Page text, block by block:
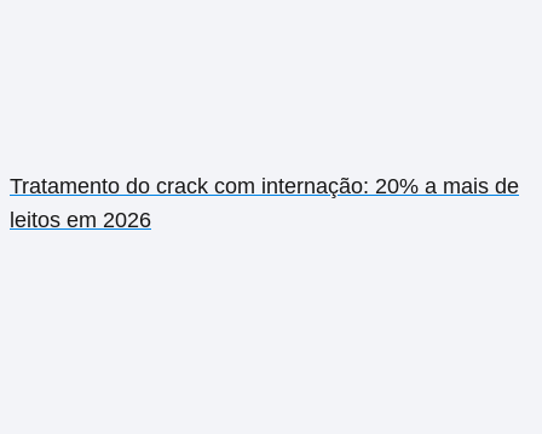
Tratamento do crack com internação: 20% a mais de
leitos em 2026